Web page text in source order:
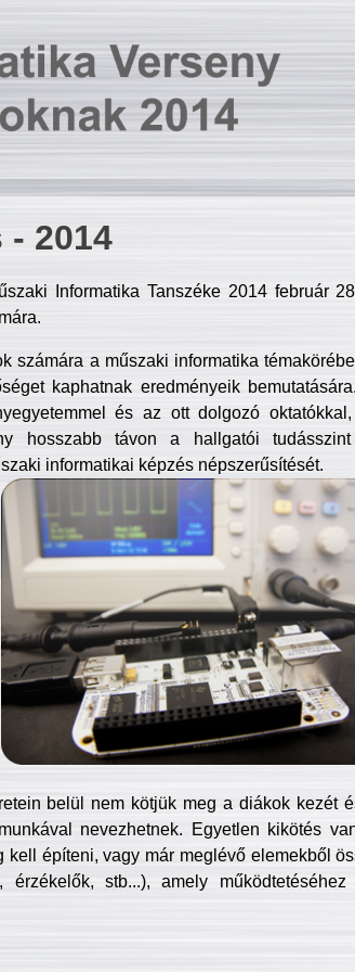
2014
Informatika Tanszéke 2014 február
számára a műszaki informatika
kaphatnak eredményeik
és az ott dolgozó
hosszabb távon a hallgatói
informatikai képzés népszerűsítését.
belül nem kötjük meg a diákok kezét
nevezhetnek. Egyetlen kikötés
kell építeni, vagy már meglévő elemekből
érzékelők, stb...), amely